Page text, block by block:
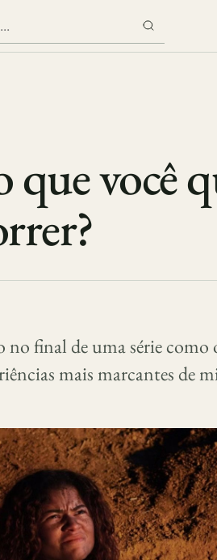
você
final de uma série
mais marcantes de